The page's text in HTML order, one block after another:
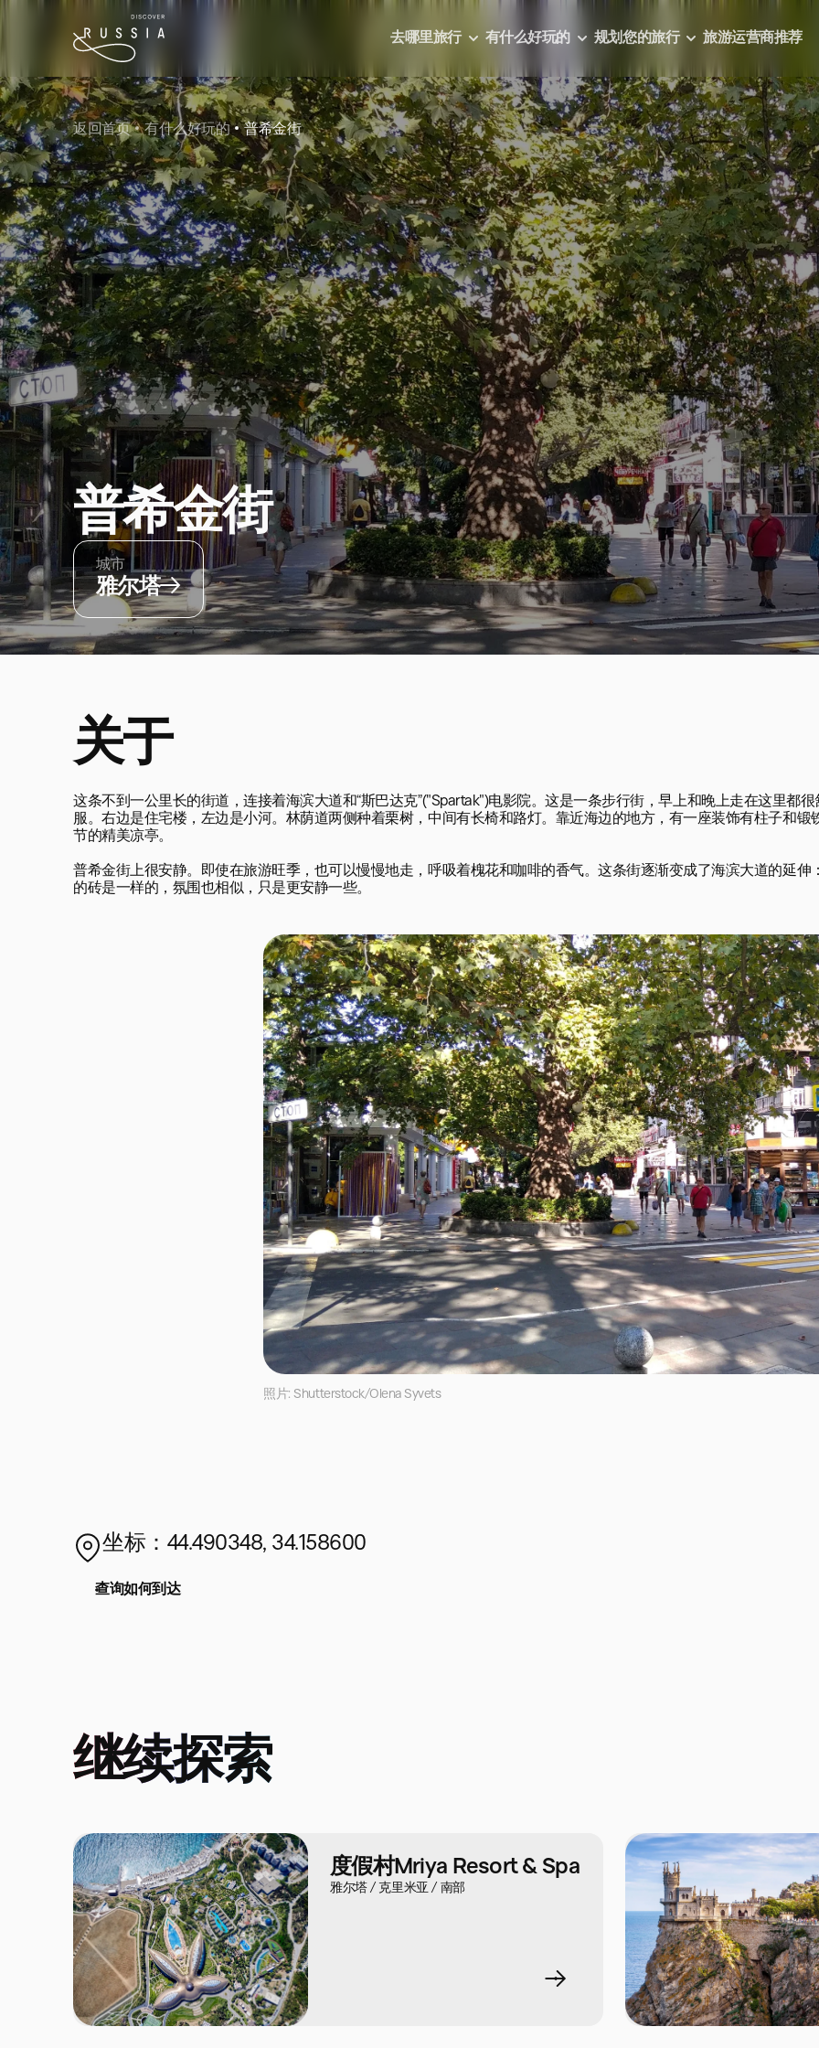
去哪里旅行 有什么好玩的 规划您的旅行 旅游运营商推荐
返回首页 有什么好玩的 普希金街
普希金街
城市
雅尔塔
关于
这条不到一公里长的街道，连接着海滨大道和“斯巴达克”("Spartak")电影院。这是一条步行街，早上和晚上走在这里都很
服。右边是住宅楼，左边是小河。林荫道两侧种着栗树，中间有长椅和路灯。靠近海边的地方，有一座装饰有柱子和锻
节的精美凉亭。
普希金街上很安静。即使在旅游旺季，也可以慢慢地走，呼吸着槐花和咖啡的香气。这条街逐渐变成了海滨大道的延伸
的砖是一样的，氛围也相似，只是更安静一些。
照片: Shutterstock/Olena Syvets
坐标：44.490348, 34.158600
查询如何到达
继续探索
度假村Mriya Resort & Spa
雅尔塔 / 克里米亚 / 南部